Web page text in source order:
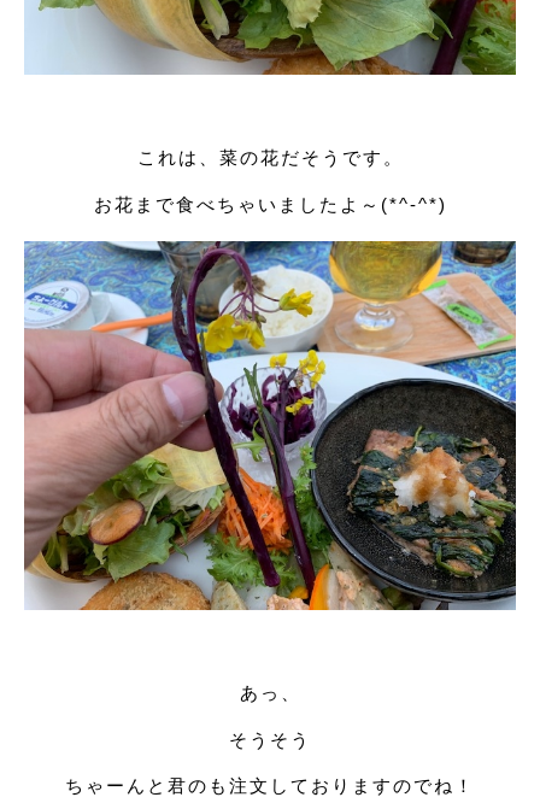
これは、菜の花だそうです。
お花まで食べちゃいましたよ～(*^-^*)
あっ、
そうそう
ちゃーんと君のも注文しておりますのでね！